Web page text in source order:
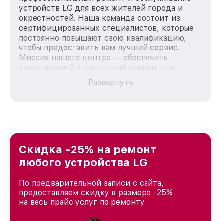
устройств LG для всех жителей города и
окрестностей. Наша команда состоит из
сертифицированных специалистов, которые
постоянно повышают свою квалификацию,
чтобы предоставить вам лучший сервис.
Миссия нашего центра — обеспечить
качественный и доступный ремонт для
каждого пользователя продукции LG, вне
зависимости от сложности поломки. Мы
и лояльности наших клиентов.
Развернуть
Скидка -25% на ремонт
любого устройства LG
По предварительной записи с сайта,
предоставляем скидку в размере -25%
на весь прайс услуг по ремонту